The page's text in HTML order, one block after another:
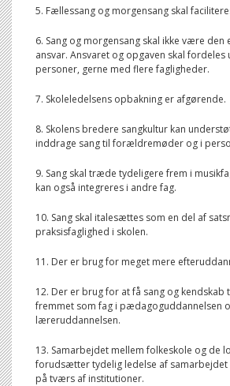
5. Fællessang og morgensang skal
6. Sang og morgensang skal ikke være
ansvar. Ansvaret og opgaven skal fordeles
personer, gerne med flere fagligheder.
7. Skoleledelsens opbakning er afgørende.
8. Skolens bredere sangkultur kan
inddrage sang til forældremøder og i
9. Sang skal træde tydeligere frem i
kan også integreres i andre fag.
10. Sang skal italesættes som en del af
praksisfaglighed i skolen.
11. Der er brug for meget mere
12. Der er brug for at få sang og kendskab
fremmet som fag i pædagoguddannelsen
læreruddannelsen.
13. Samarbejdet mellem folkeskole og de
forudsætter tydelig ledelse af samarbejdet
på tværs af institutioner.